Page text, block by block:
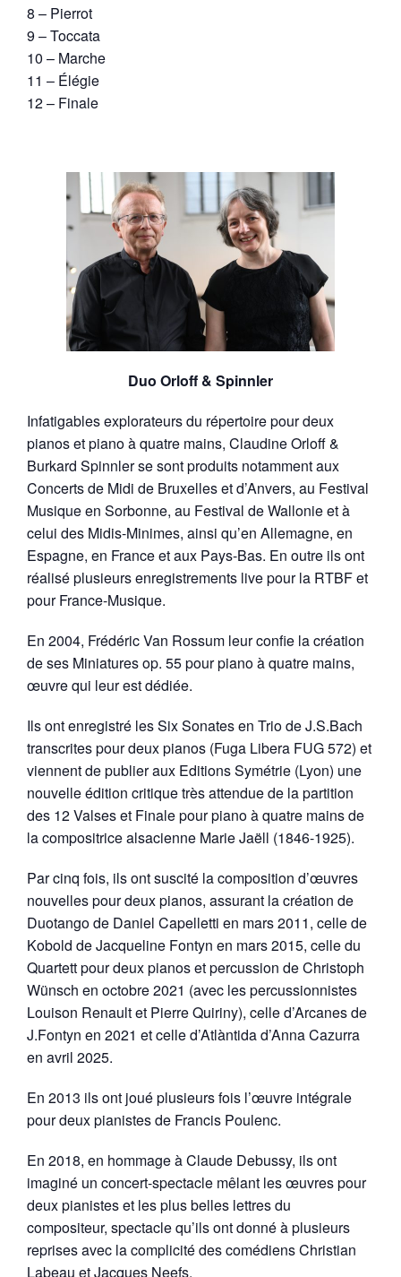
8 – Pierrot
9 – Toccata
10 – Marche
11 – Élégie
12 – Finale
Duo Orloff & Spinnler
Infatigables explorateurs du répertoire pour deux
pianos et piano à quatre mains, Claudine Orloff &
Burkard Spinnler se sont produits notamment aux
Concerts de Midi de Bruxelles et d’Anvers, au Festival
Musique en Sorbonne, au Festival de Wallonie et à
celui des Midis-Minimes, ainsi qu’en Allemagne, en
Espagne, en France et aux Pays-Bas. En outre ils ont
réalisé plusieurs enregistrements live pour la RTBF et
pour France-Musique.
En 2004, Frédéric Van Rossum leur confie la création
de ses Miniatures op. 55 pour piano à quatre mains,
œuvre qui leur est dédiée.
Ils ont enregistré les Six Sonates en Trio de J.S.Bach
transcrites pour deux pianos (Fuga Libera FUG 572) et
viennent de publier aux Editions Symétrie (Lyon) une
nouvelle édition critique très attendue de la partition
des 12 Valses et Finale pour piano à quatre mains de
la compositrice alsacienne Marie Jaëll (1846-1925).
Par cinq fois, ils ont suscité la composition d’œuvres
nouvelles pour deux pianos, assurant la création de
Duotango de Daniel Capelletti en mars 2011, celle de
Kobold de Jacqueline Fontyn en mars 2015, celle du
Quartett pour deux pianos et percussion de Christoph
Wünsch en octobre 2021 (avec les percussionnistes
Louison Renault et Pierre Quiriny), celle d’Arcanes de
J.Fontyn en 2021 et celle d’Atlàntida d’Anna Cazurra
en avril 2025.
En 2013 ils ont joué plusieurs fois l’œuvre intégrale
pour deux pianistes de Francis Poulenc.
En 2018, en hommage à Claude Debussy, ils ont
imaginé un concert-spectacle mêlant les œuvres pour
deux pianistes et les plus belles lettres du
compositeur, spectacle qu’ils ont donné à plusieurs
reprises avec la complicité des comédiens Christian
Labeau et Jacques Neefs.